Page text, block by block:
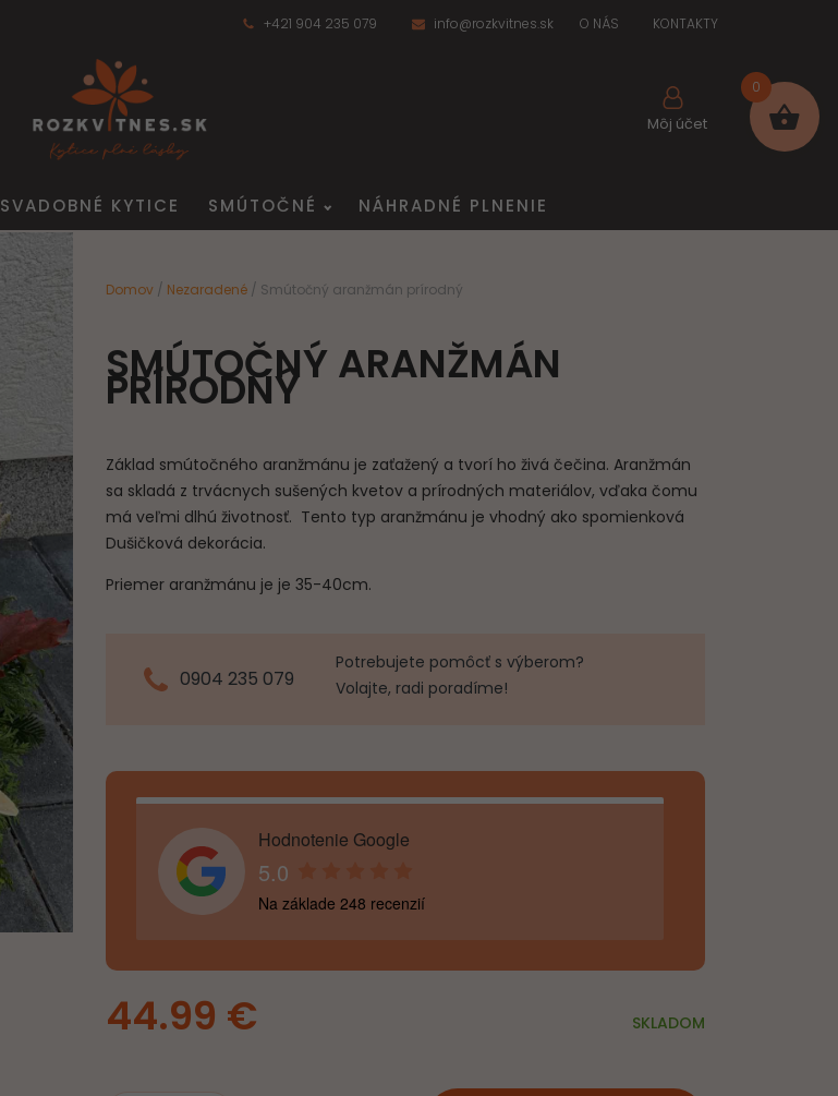
+421 904 235 079 info@rozkvitnes.sk O NÁS KONTAKTY
Môj účet
SVADOBNÉ KYTICE SMÚTOČNÉ NÁHRADNÉ PLNENIE
Domov / Nezaradené / Smútočný aranžmán prírodný
SMÚTOČNÝ ARANŽMÁN
PRÍRODNÝ
Základ smútočného aranžmánu je zaťažený a tvorí ho živá čečina. Aranžmán
sa skladá z trvácnych sušených kvetov a prírodných materiálov, vďaka čomu
má veľmi dlhú životnosť. Tento typ aranžmánu je vhodný ako spomienková
Dušičková dekorácia.
Priemer aranžmánu je je 35-40cm.
0904 235 079
Potrebujete pomôcť s výberom?
Volajte, radi poradíme!
Hodnotenie Google
5.0
Na základe 248 recenzií
44.99 € SKLADOM
0